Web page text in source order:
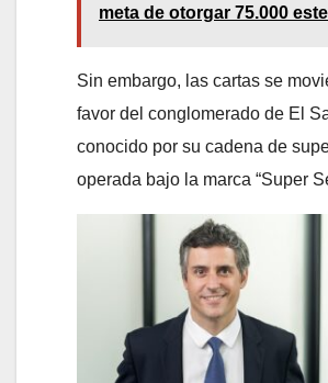
meta de otorgar 75.000
Sin embargo, las cartas se
favor del conglomerado de El
conocido por su cadena de
operada bajo la marca “Super